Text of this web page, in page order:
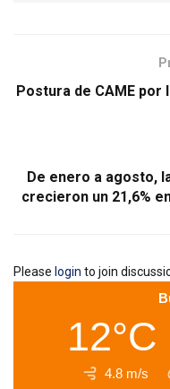
Postura de CAME
De enero a agosto,
crecieron un 21,6%
Please login to join
12°C
4.8 m/s